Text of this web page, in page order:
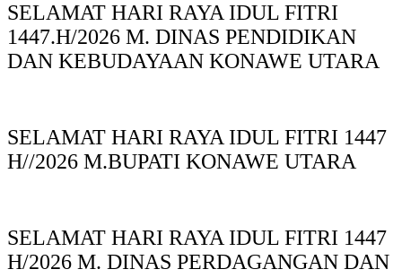
SELAMAT HARI RAYA IDUL FITRI
1447.H/2026 M. DINAS PENDIDIKAN
DAN KEBUDAYAAN KONAWE UTARA
SELAMAT HARI RAYA IDUL FITRI 1447
H//2026 M.BUPATI KONAWE UTARA
SELAMAT HARI RAYA IDUL FITRI 1447
H/2026 M. DINAS PERDAGANGAN DAN